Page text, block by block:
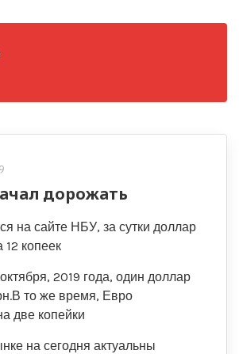
дорожать
на сайте НБУ, за сутки доллар
копеек
2019 года, один доллар
то же время, Евро
две копейки
на сегодня актуальны